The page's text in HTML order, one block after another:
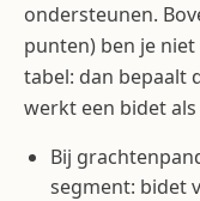
ondersteunen.
punten) ben je
tabel: dan bepaalt
werkt een bidet
Bij
segment: bidet